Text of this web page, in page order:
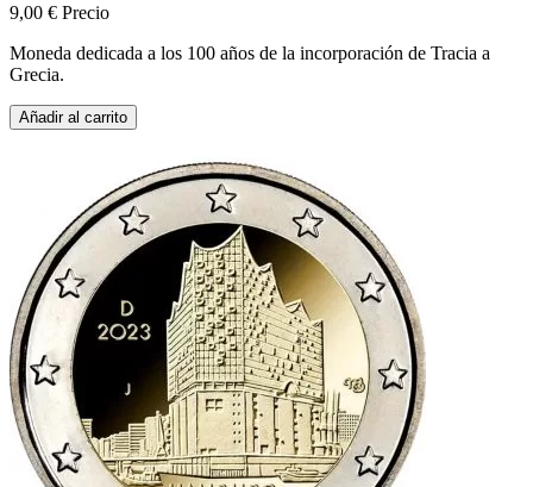
9,00 € Precio
Moneda dedicada a los 100 años de la incorporación de Tracia a
Grecia.
Añadir al carrito